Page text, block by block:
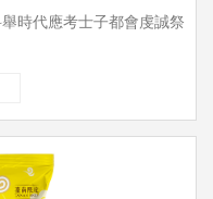
時代應考士子都會虔誠祭